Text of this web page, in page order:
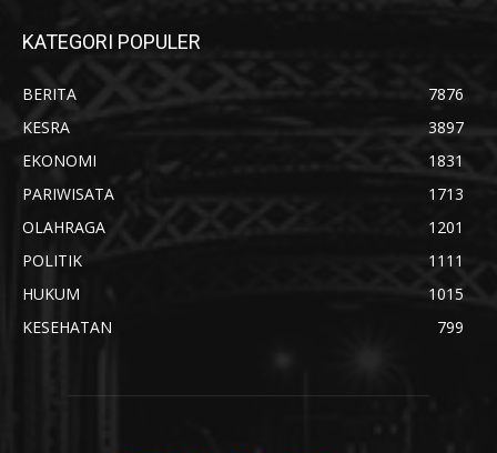
KATEGORI POPULER
BERITA
7876
KESRA
3897
EKONOMI
1831
PARIWISATA
1713
OLAHRAGA
1201
POLITIK
1111
HUKUM
1015
KESEHATAN
799